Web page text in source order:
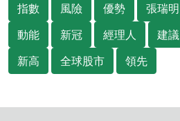
指數
風險 優勢 張瑞明
動能
新冠 經理人 建議
新高
全球股市 領先